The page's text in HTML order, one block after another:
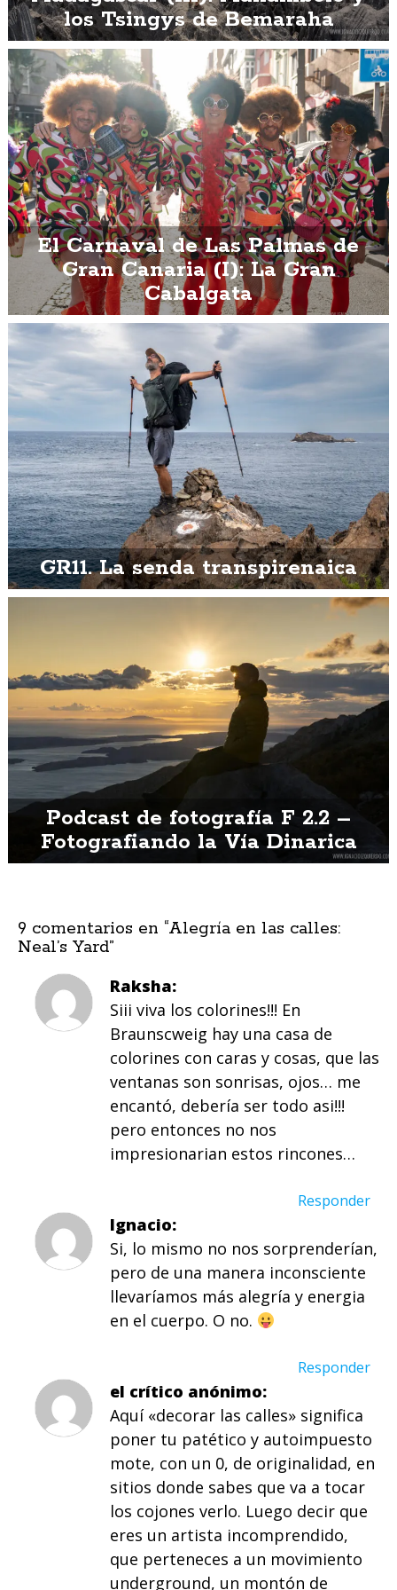
los Tsingys de Bemaraha
El Carnaval de Las Palmas de
Gran Canaria (I): La Gran
Cabalgata
GR11. La senda transpirenaica
Podcast de fotografía F 2.2 –
Fotografiando la Vía Dinarica
9 comentarios en “Alegría en las calles:
Neal’s Yard”
Raksha
Siii viva los colorines!!! En
Braunscweig hay una casa de
colorines con caras y cosas, que las
ventanas son sonrisas, ojos… me
encantó, debería ser todo asi!!!
pero entonces no nos
impresionarian estos rincones…
Responder
Ignacio
Si, lo mismo no nos sorprenderían,
pero de una manera inconsciente
llevaríamos más alegría y energia
en el cuerpo. O no.
Responder
el crítico anónimo
Aquí «decorar las calles» significa
poner tu patético y autoimpuesto
mote, con un 0, de originalidad, en
sitios donde sabes que va a tocar
los cojones verlo. Luego decir que
eres un artista incomprendido,
que perteneces a un movimiento
underground, un montón de